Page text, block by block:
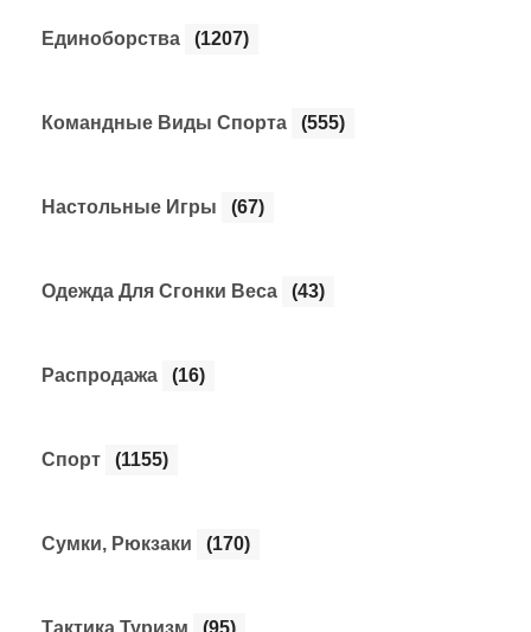
Единоборства (1207)
Командные Виды Спорта (555)
Настольные Игры (67)
Одежда Для Сгонки Веса (43)
Распродажа (16)
Спорт (1155)
Сумки, Рюкзаки (170)
Тактика Туризм (95)